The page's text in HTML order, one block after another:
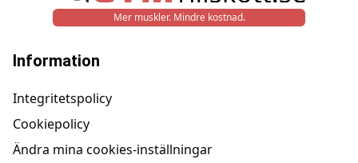
Mer muskler. Mindre kostnad.
Information
Integritetspolicy
Cookiepolicy
Ändra mina cookies-inställningar